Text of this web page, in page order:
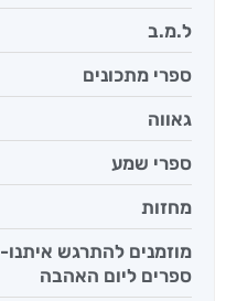
ל.מ.ב
ספרי מתכונים
גאווה
ספרי שמע
מחזות
מוזמנים להתרגש איתנו-
ספרים ליום האהבה